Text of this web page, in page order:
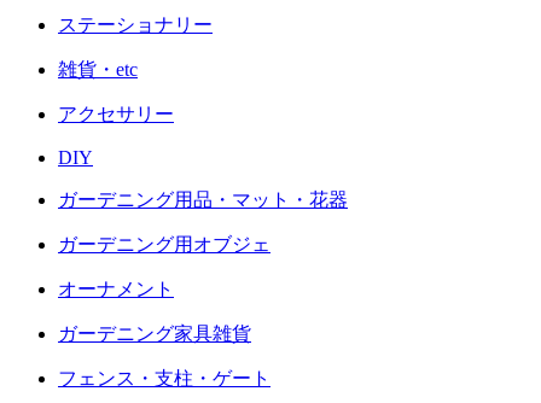
ステーショナリー
雑貨・etc
アクセサリー
DIY
ガーデニング用品・マット・花器
ガーデニング用オブジェ
オーナメント
ガーデニング家具雑貨
フェンス・支柱・ゲート